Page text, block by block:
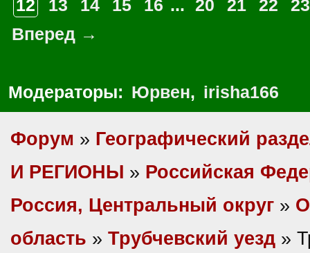
12
13 14 15 16 ... 20 21 22
23
Вперед →
Модераторы: Юрвен, irisha166
Форум » Географический
И РЕГИОНЫ » Российская
Россия, Центральный округ »
область » Трубчевский уезд »